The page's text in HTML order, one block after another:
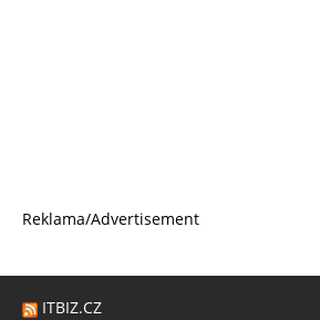
Reklama/Advertisement
ITBIZ.CZ